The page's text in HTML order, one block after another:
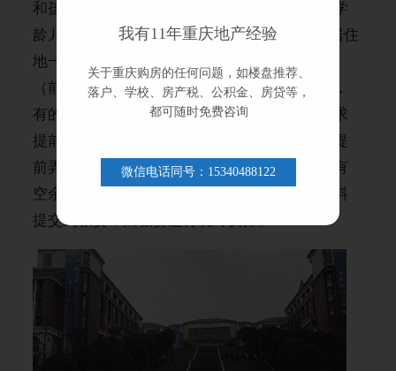
和孩子的户口都迁了过来，在满足三对口（即学
龄儿童与父(母)的户口、房屋产权证明和实际居住
地一致）的前提下可以转学到对应的划片学校
（前提是学校有学位，需要自己与学校联系），
有的区或者学校还对落户时间有要求，有的要求
提前一年，也有提前三年和五年的，这一点要提
前弄清楚。如果不满足三对口或者对口学校没有
空余学位或者落户年限不满足要求，可以把资料
提交到教委，由教委进行统筹安排。
我有11年重庆地产经验
关于重庆购房的任何问题，如楼盘推荐、
落户、学校、房产税、公积金、房贷等，
都可随时免费咨询
微信电话同号：15340488122